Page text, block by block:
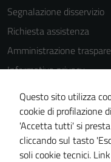
Segnalazione disservizio
Richiesta assistenza
Amministrazione
Informativa privacy
Cookie Policy
Note legali
Dichiarazione di
Piano di miglioramento
Questo sito utilizza
cookie di profilazione
'Accetta tutti' si
cliccando sul tasto
soli cookie tecnici.